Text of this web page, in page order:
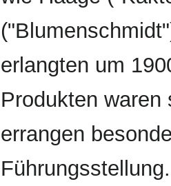
erlangten um
Produkten
errangen